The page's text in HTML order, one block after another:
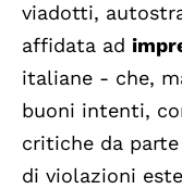
viadotti,
affidata ad
italiane - che,
buoni intenti,
critiche da
di violazioni